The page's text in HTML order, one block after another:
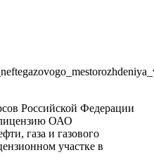
Российской Федерации
лицензию ОАО
газа и газового
участке в